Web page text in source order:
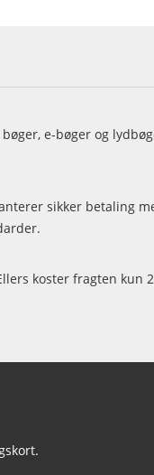
e-bøger og
sikker betaling
koster fragten kun